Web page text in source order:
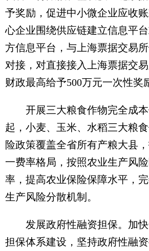
予奖励，促进中小微企业应收
心企业围绕供应链建立信息平
方信息平台，与上海票据交易
对接，对直接接入上海票据交
财政最高给予500万元一次性奖
开展三大粮食作物完全成本
起，小麦、玉米、水稻三大粮
险政策覆盖全省所有产粮大县
一费率格局，按照农业生产风
率，提高农业保险保障水平，
生产风险分散机制。
发展政府性融资担保。加快
担保体系建设，坚持政府性融